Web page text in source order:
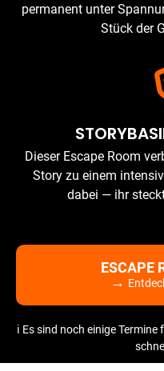
permanent unter
Stück der
Dieser Escape Room
Story zu einem
dabei — ihr
ESCAPE
→
ℹ️ Es sind noch einige